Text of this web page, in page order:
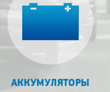
АККУМУЛЯТОРЫ